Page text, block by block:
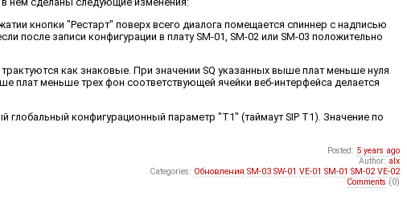
кнопки "Рестарт" поверх всего диалога помещается спиннер с надписью
после записи конфигурации в плату SM-01, SM-02 или SM-03 положительно
как знаковые. При значении SQ указанных выше плат меньше нуля
плат меньше трех фон соответствующей ячейки веб-интерфейса делается
глобальный конфигурационный параметр "T1" (таймаут SIP T1). Значение по
Posted: 5 years ago
Author: alx
Categories: Обновления SM-03 SW-01 VE-01 SM-01 SM-02 VE-02
Comments (0)